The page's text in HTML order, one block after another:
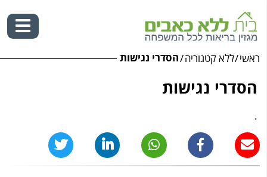
Skip
content
ראשי/ללא קטגוריה/הסדרי נגישות
הסדרי נגישות
.